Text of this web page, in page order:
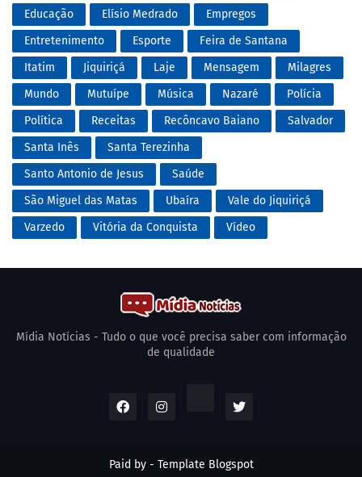
Educação
Elísio Medrado
Empregos
Entretenimento
Esporte
Feira de Santana
Itatim
Jiquiriçá Laje Mensagem
Milagres
Mundo
Mutuípe Música Nazaré
Polícia
Política
Receitas Recôncavo Baiano
Salvador
Santa Inês
Santa Terezinha
Santo Antonio de Jesus
Saúde
São Miguel das Matas
Ubaíra
Vale do Jiquiriçá
Varzedo
Vitória da Conquista Vídeo
Mídia Notícias - Tudo o que você precisa saber com informação
de qualidade
Paid by - Template Blogspot